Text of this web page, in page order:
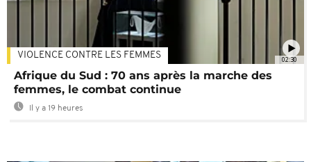
02:30
VIOLENCE CONTRE LES FEMMES
Afrique du Sud : 70 ans après la marche des
femmes, le combat continue
Il y a 19 heures